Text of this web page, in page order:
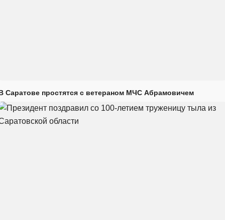
Саратове простятся с ветераном МЧС Абрамовичем